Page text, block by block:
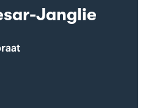
Janglie